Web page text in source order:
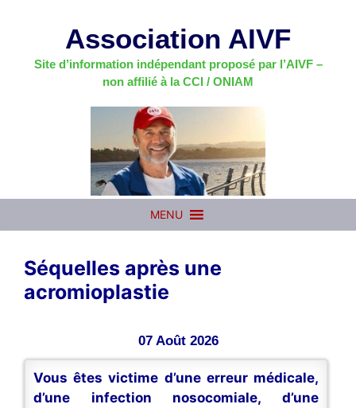
Association AIVF
Site d’information indépendant proposé par l’AIVF –
non affilié à la CCI / ONIAM
MENU
Séquelles après une
acromioplastie
07 Août 2026
Vous êtes victime d’une erreur médicale,
d’une infection nosocomiale, d’une